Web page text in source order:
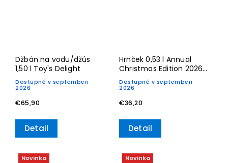
Džbán na vodu/džús
1,50 l Toy's Delight
Dostupné v septemberi
2026
€65,90
Detail
Hrnček 0,53 l Annual
Christmas Edition 2026–
Villeroy & Boch
Dostupné v septemberi
2026
€36,20
Detail
Novinka Novinka